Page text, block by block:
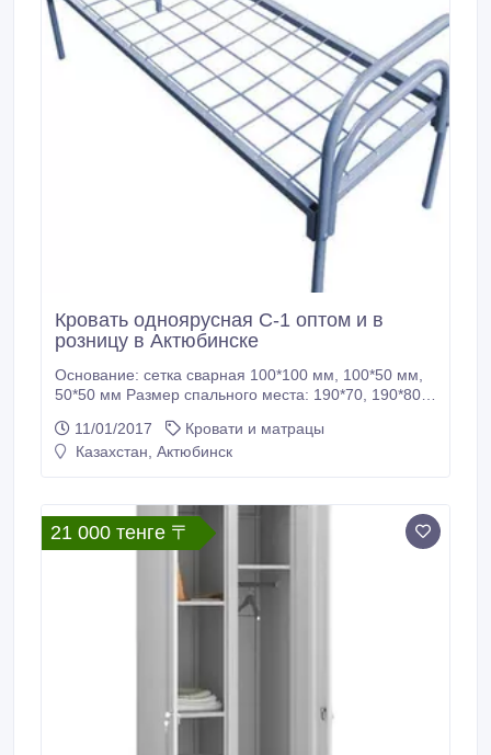
Кровать одноярусная С-1 оптом и в
розницу в Актюбинске
Основание: сетка сварная 100*100 мм, 100*50 мм,
50*50 мм Размер спального места: 190*70, 190*80,
Покраска: порошковая Цвет: серый (любой другой
под заказ) Профиль: 30*30 мм или 40*20 мм
11/01/2017
Кровати и матрацы
Казахстан, Актюбинск
21 000 тенге 〒